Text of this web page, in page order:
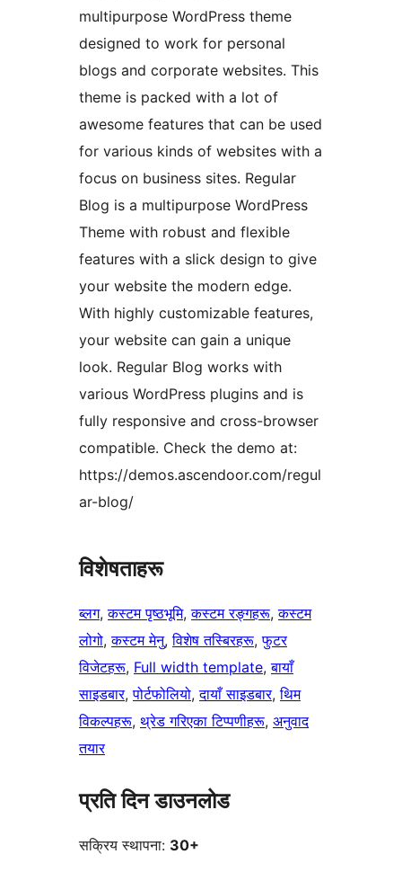
multipurpose WordPress theme
designed to work for personal
blogs and corporate websites. This
theme is packed with a lot of
awesome features that can be used
for various kinds of websites with a
focus on business sites. Regular
Blog is a multipurpose WordPress
Theme with robust and flexible
features with a slick design to give
your website the modern edge.
With highly customizable features,
your website can gain a unique
look. Regular Blog works with
various WordPress plugins and is
fully responsive and cross-browser
compatible. Check the demo at:
https://demos.ascendoor.com/regul
ar-blog/
विशेषताहरू
ब्लग, कस्टम पृष्ठभूमि, कस्टम रङ्गहरू, कस्टम
लोगो, कस्टम मेनु, विशेष तस्बिरहरू, फुटर
विजेटहरू, Full width template, बायाँ
साइडबार, पोर्टफोलियो, दायाँ साइडबार, थिम
विकल्पहरू, थ्रेड गरिएका टिप्पणीहरू, अनुवाद
तयार
प्रति दिन डाउनलोड
सक्रिय स्थापना: 30+